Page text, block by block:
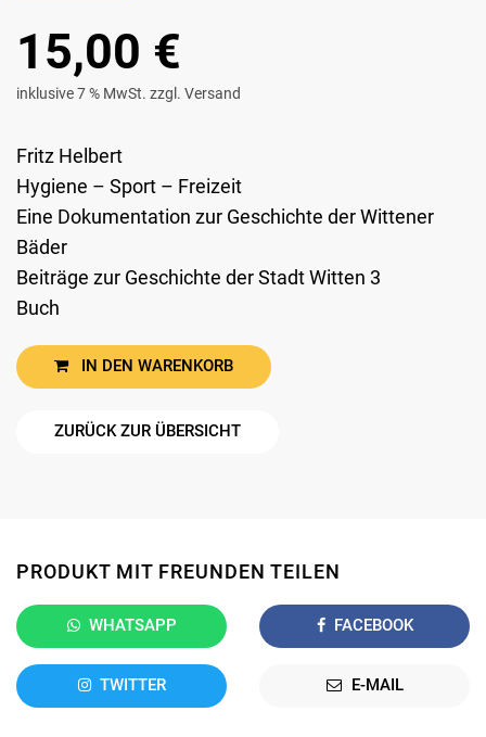
15,00 €
inklusive 7 % MwSt. zzgl. Versand
Fritz Helbert
Hygiene – Sport – Freizeit
Eine Dokumentation zur Geschichte der Wittener
Bäder
Beiträge zur Geschichte der Stadt Witten 3
Buch
IN DEN WARENKORB
ZURÜCK ZUR ÜBERSICHT
PRODUKT MIT FREUNDEN TEILEN
WHATSAPP FACEBOOK
TWITTER E-MAIL